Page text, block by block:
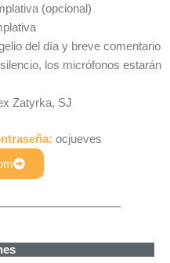
(opcional)
del día y breve comentario
los micrófonos estarán
Zatyrka, SJ
ocjueves